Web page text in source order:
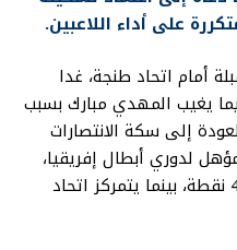
على أداء اللاعبين.
أمام اتحاد طنجة، غدا
يغيب المهدي مبارك بسبب
إلى سكة الانتصارات
لدوري أبطال إفريقيا،
حيث يحتل حاليا المركز الثالث بـ42 نقطة، بينما يتمركز اتحاد